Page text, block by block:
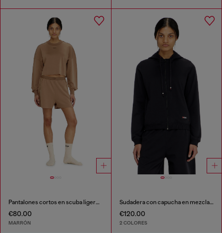
Pantalones cortos en scuba ligero stretch
€80.00
MARRÓN
Sudadera con capucha en mezcla de algodón afelpado
€120.00
2 COLORES